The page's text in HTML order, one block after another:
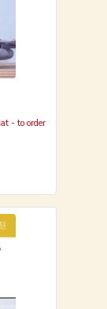
- to order